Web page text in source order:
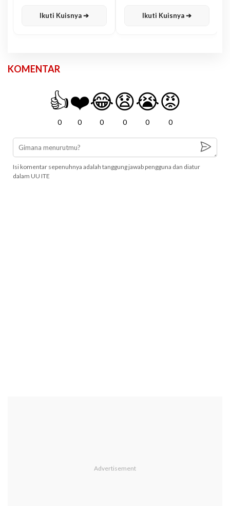
Ikuti Kuisnya ➔ Ikuti Kuisnya ➔
KOMENTAR
👍
0
❤️
0
😂
0
😧
0
😭
0
😡
0
Isi komentar sepenuhnya adalah tanggung jawab pengguna dan diatur
dalam UU ITE